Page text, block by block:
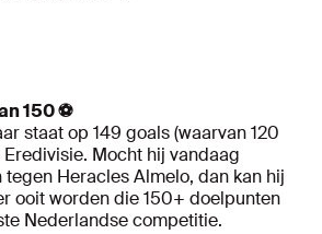
150 ⚽
staat op 149 goals (waarvan 120
Mocht hij vandaag
tegen Heracles Almelo, dan kan hij
ooit worden die 150+ doelpunten
Nederlandse competitie.